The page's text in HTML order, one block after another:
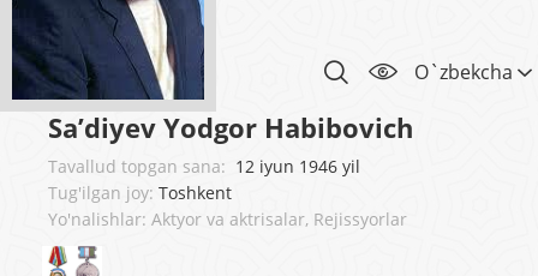
O`zbekcha
Sa’diyev Yodgor Habibovich
Tavallud topgan sana: 12 iyun 1946 yil
Tug'ilgan joy: Toshkent
Yo'nalishlar: Aktyor va aktrisalar, Rejissyorlar